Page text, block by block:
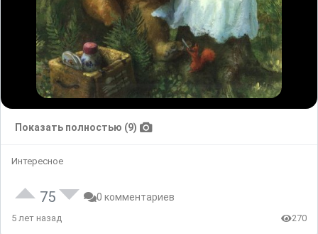
Показать полностью (9)
Интересное
75 0 комментариев
5 лет назад 270